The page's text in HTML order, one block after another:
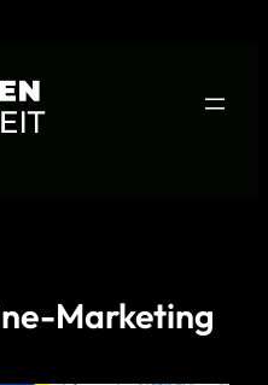
Marketing